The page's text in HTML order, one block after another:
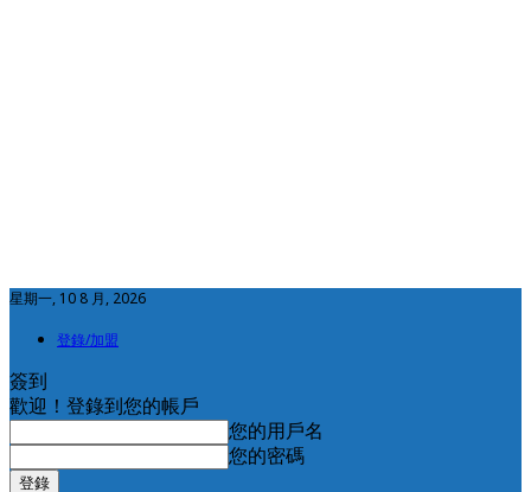
星期一, 10 8 月, 2026
登錄/加盟
簽到
歡迎！登錄到您的帳戶
您的用戶名
您的密碼